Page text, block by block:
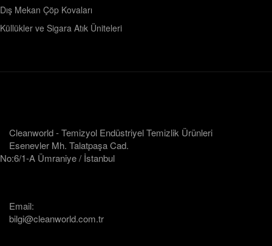
Dış Mekan Çöp Kovaları
Küllükler ve Sigara Atık Üniteleri
Cleanworld - Temizyol Endüstriyel Temizlik Ürünleri
Esenevler Mh. Talatpaşa Cad.
No:6/1-A Ümraniye / İstanbul
Email:
bilgi@cleanworld.com.tr